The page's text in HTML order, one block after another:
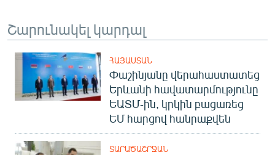
Շարունակել կարդալ
ՀԱՅԱՍՏԱՆ
Փաշինյանը վերահաստատեց
Երևանի հավատարմությունը
ԵԱՏՄ-ին, կրկին բացառեց
ԵՄ հարցով հանրաքվեն
ՏԱՐԱԾԱՇՐՋԱՆ